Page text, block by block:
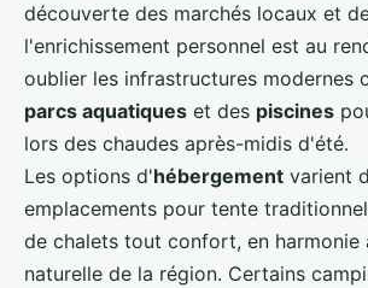
découverte des marchés locaux et
l'enrichissement personnel est au
oublier les infrastructures modernes
parcs aquatiques et des piscines
lors des chaudes après-midis d'été.
Les options d'hébergement varient
emplacements pour tente
de chalets tout confort, en harmonie
naturelle de la région. Certains